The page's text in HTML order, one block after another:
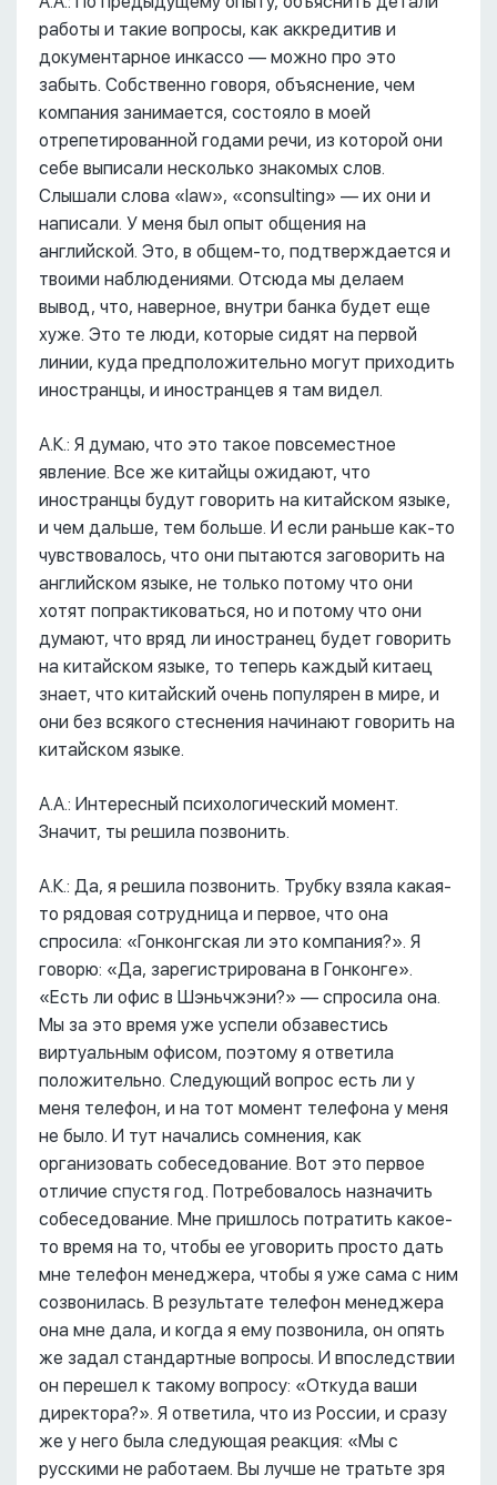
работы и такие вопросы, как аккредитив и
документарное инкассо –– можно про это
забыть. Собственно говоря, объяснение, чем
компания занимается, состояло в моей
отрепетированной годами речи, из которой они
себе выписали несколько знакомых слов.
Слышали слова «law», «consulting» –– их они и
написали. У меня был опыт общения на
английской. Это, в общем-то, подтверждается и
твоими наблюдениями. Отсюда мы делаем
вывод, что, наверное, внутри банка будет еще
хуже. Это те люди, которые сидят на первой
линии, куда предположительно могут приходить
иностранцы, и иностранцев я там видел.
А.К.: Я думаю, что это такое повсеместное
явление. Все же китайцы ожидают, что
иностранцы будут говорить на китайском языке,
и чем дальше, тем больше. И если раньше как-то
чувствовалось, что они пытаются заговорить на
английском языке, не только потому что они
хотят попрактиковаться, но и потому что они
думают, что вряд ли иностранец будет говорить
на китайском языке, то теперь каждый китаец
знает, что китайский очень популярен в мире, и
они без всякого стеснения начинают говорить на
китайском языке.
А.А.: Интересный психологический момент.
Значит, ты решила позвонить.
А.К.: Да, я решила позвонить. Трубку взяла какая-
то рядовая сотрудница и первое, что она
спросила: «Гонконгская ли это компания?». Я
говорю: «Да, зарегистрирована в Гонконге».
«Есть ли офис в Шэньчжэни?» –– спросила она.
Мы за это время уже успели обзавестись
виртуальным офисом, поэтому я ответила
положительно. Следующий вопрос есть ли у
меня телефон, и на тот момент телефона у меня
не было. И тут начались сомнения, как
организовать собеседование. Вот это первое
отличие спустя год. Потребовалось назначить
собеседование. Мне пришлось потратить какое-
то время на то, чтобы ее уговорить просто дать
мне телефон менеджера, чтобы я уже сама с ним
созвонилась. В результате телефон менеджера
она мне дала, и когда я ему позвонила, он опять
же задал стандартные вопросы. И впоследствии
он перешел к такому вопросу: «Откуда ваши
директора?». Я ответила, что из России, и сразу
же у него была следующая реакция: «Мы с
русскими не работаем. Вы лучше не тратьте зря